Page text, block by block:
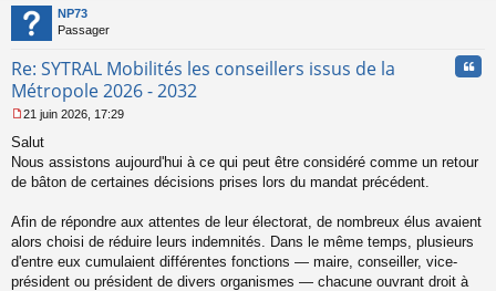
NP73
Passager
Re: SYTRAL Mobilités les conseillers issus de la
Métropole 2026 - 2032
e
s
s
e
n
o
n
21 juin 2026, 17:29
Salut
Nous assistons aujourd'hui à ce qui peut être considéré comme un retour
de bâton de certaines décisions prises lors du mandat précédent.
Afin de répondre aux attentes de leur électorat, de nombreux élus avaient
alors choisi de réduire leurs indemnités. Dans le même temps, plusieurs
d'entre eux cumulaient différentes fonctions — maire, conseiller, vice-
président ou président de divers organismes — chacune ouvrant droit à